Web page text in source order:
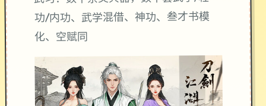
功/内功、武学混借、神功、叁才书模
化、空赋同